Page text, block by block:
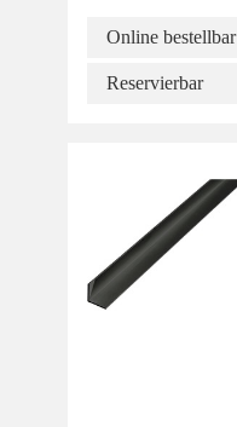
Online bestellbar
Reservierbar